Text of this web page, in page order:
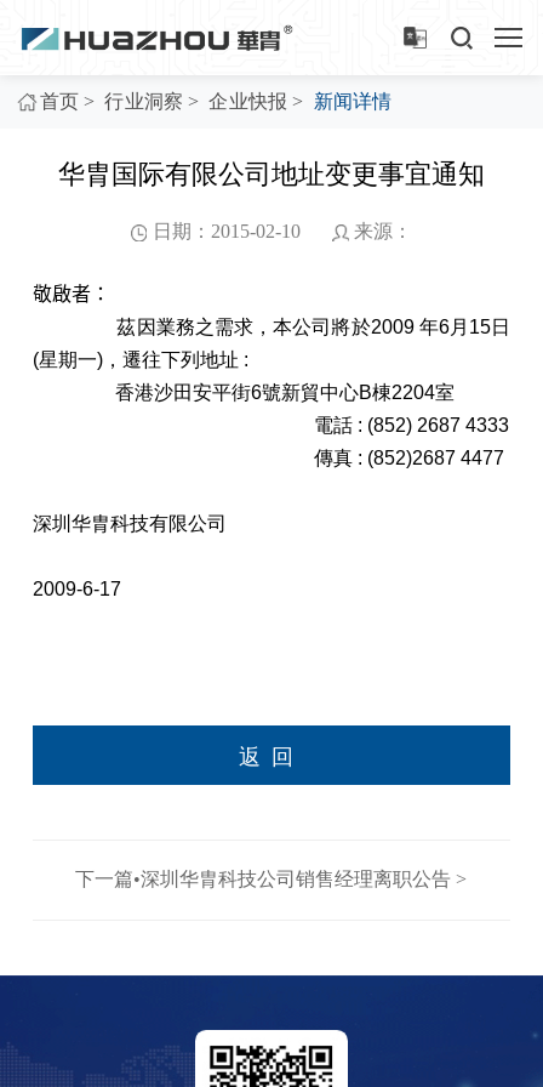
首页 > 行业洞察 > 企业快报 > 新闻详情
华胄国际有限公司地址变更事宜通知
日期：2015-02-10 来源：
敬啟者：
茲因業務之需求，本公司將於2009 年6月15日
(星期一)，遷往下列地址 :
香港沙田安平街6號新貿中心B棟2204室
電話 : (852) 2687 4333
傳真 : (852)2687 4477
深圳华胄科技有限公司
2009-6-17
返回
下一篇•深圳华胄科技公司销售经理离职公告 >